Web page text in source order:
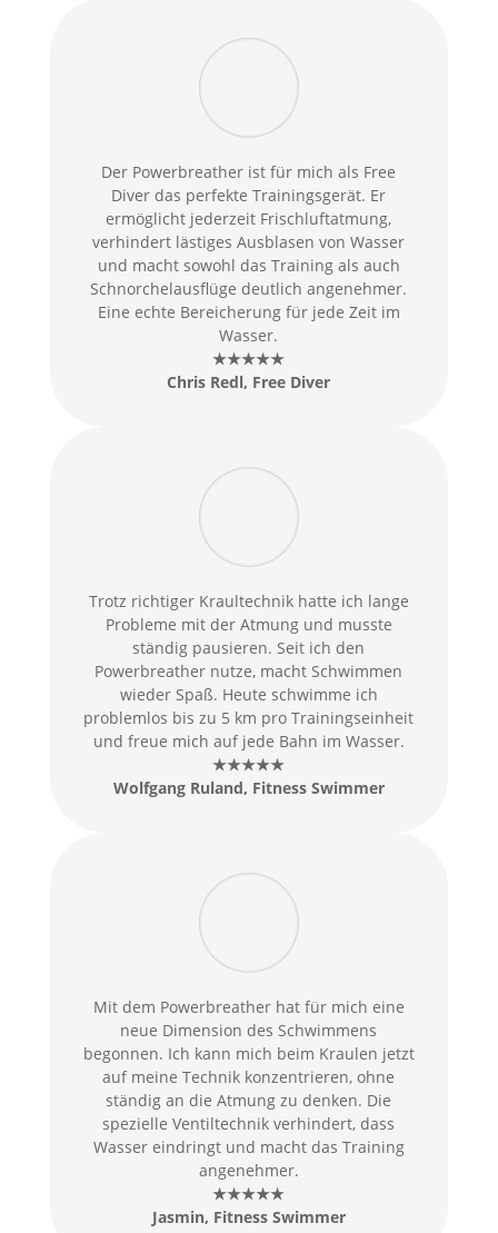
Der Powerbreather ist für mich als Free
Diver das perfekte Trainingsgerät. Er
ermöglicht jederzeit Frischluftatmung,
verhindert lästiges Ausblasen von Wasser
und macht sowohl das Training als auch
Schnorchelausflüge deutlich angenehmer.
Eine echte Bereicherung für jede Zeit im
Wasser.
★★★★★
Chris Redl, Free Diver
Trotz richtiger Kraultechnik hatte ich lange
Probleme mit der Atmung und musste
ständig pausieren. Seit ich den
Powerbreather nutze, macht Schwimmen
wieder Spaß. Heute schwimme ich
problemlos bis zu 5 km pro Trainingseinheit
und freue mich auf jede Bahn im Wasser.
★★★★★
Wolfgang Ruland, Fitness Swimmer
Mit dem Powerbreather hat für mich eine
neue Dimension des Schwimmens
begonnen. Ich kann mich beim Kraulen jetzt
auf meine Technik konzentrieren, ohne
ständig an die Atmung zu denken. Die
spezielle Ventiltechnik verhindert, dass
Wasser eindringt und macht das Training
angenehmer.
★★★★★
Jasmin, Fitness Swimmer